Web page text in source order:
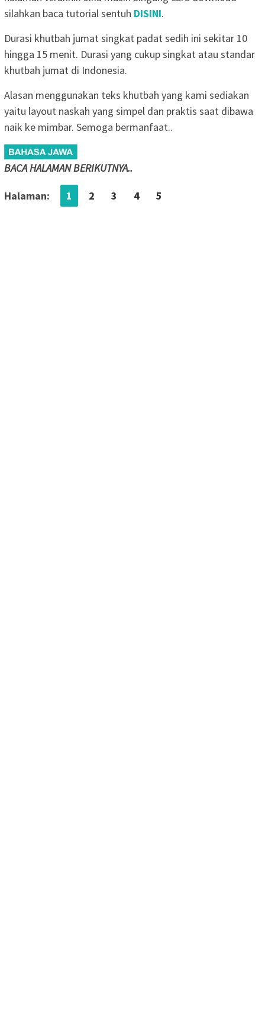
silahkan baca tutorial sentuh DISINI.
Durasi khutbah jumat singkat padat sedih ini sekitar 10
hingga 15 menit. Durasi yang cukup singkat atau standar
khutbah jumat di Indonesia.
Alasan menggunakan teks khutbah yang kami sediakan
yaitu layout naskah yang simpel dan praktis saat dibawa
naik ke mimbar. Semoga bermanfaat..
BACA HALAMAN BERIKUTNYA..
Halaman: 1 2 3 4 5